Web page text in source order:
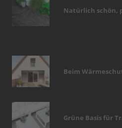
Natürlich schön,
Beim
Grüne Basis für